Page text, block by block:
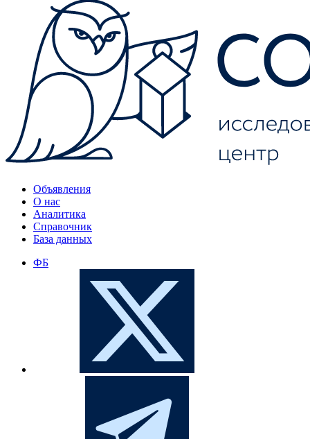
Объявления
О нас
Аналитика
Справочник
База данных
ФБ